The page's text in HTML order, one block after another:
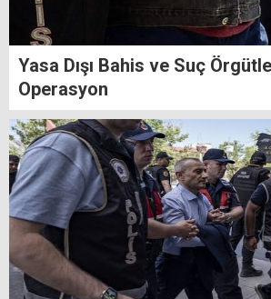
Yasa Dışı Bahis ve Suç
Operasyon